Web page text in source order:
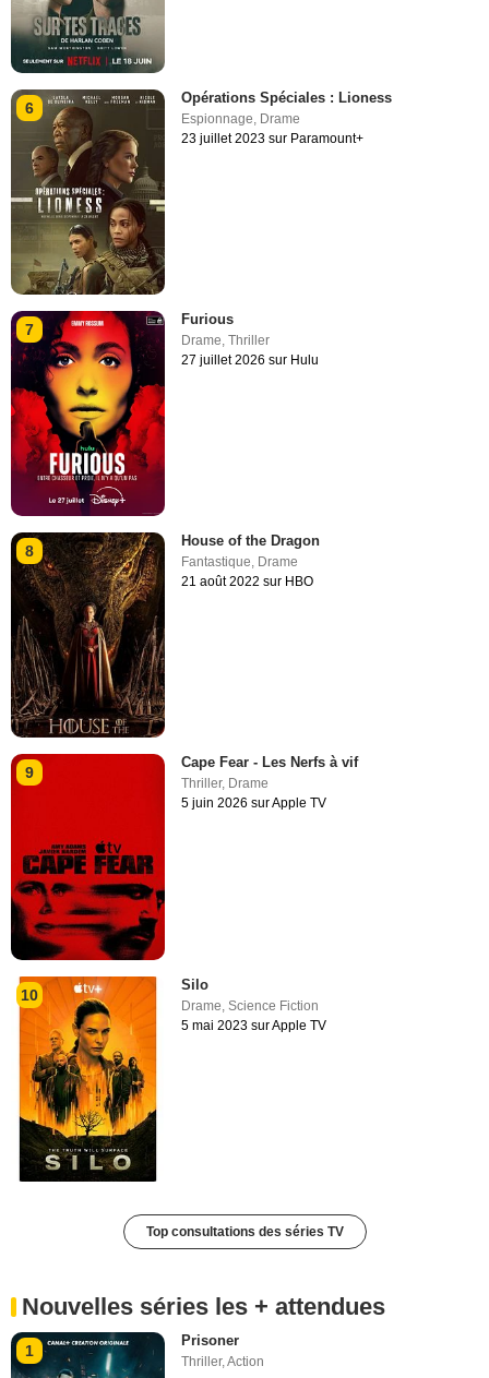
6
Opérations Spéciales : Lioness
Espionnage Drame
23 juillet 2023 sur Paramount+
7
Furious
Drame,Thriller
27 juillet 2026 sur Hulu
8
House of the Dragon
Fantastique, Drame
21 août 2022 sur HBO
9
Cape Fear - Les Nerfs à vif
Thriller, Drame
5 juin 2026 sur Apple TV
10
Silo
Drame ,Science Fiction
5 mai 2023 sur Apple TV
Top consultations des séries TV
Nouvelles séries les + attendues
1
Prisoner
Thriller,Action